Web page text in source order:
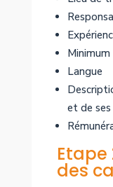
Langue
et de
Etape
des